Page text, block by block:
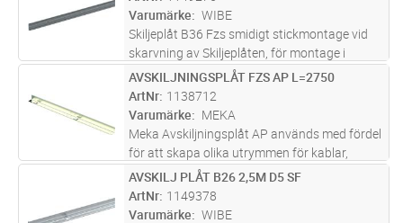
Varumärke
WIBE
Skiljeplåt B36 Fzs smidigt stickmontage vid
skarvning av Skiljeplåten, för montage i
Trådstegen användsPlåthållare B38.
ST Lägg i kundvagn
AVSKILJNINGSPLÅT FZS AP L=2750
ArtNr 1138712
Varumärke
MEKA
Meka Avskiljningsplåt AP används med fördel
för att skapa olika utrymmen för kablar,
används till samtliga kabelstegar men även
trådstegar och kabelrännor.
ST Lägg i kundvagn
AVSKILJ PLÅT B26 2,5M D5 SF
ArtNr 1149378
Varumärke
WIBE